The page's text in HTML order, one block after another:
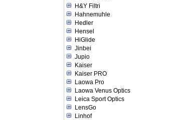
H&Y Filtri
Hahnemuhle
Hedler
Hensel
HiGlide
Jinbei
Jupio
Kaiser
Kaiser PRO
Laowa Pro
Laowa Venus Optics
Leica Sport Optics
LensGo
Linhof